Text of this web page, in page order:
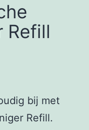
Refill
bij met
Refill.